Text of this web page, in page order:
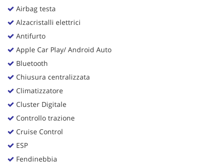
Airbag testa
Alzacristalli elettrici
Antifurto
Apple Car Play/ Android Auto
Bluetooth
Chiusura centralizzata
Climatizzatore
Cluster Digitale
Controllo trazione
Cruise Control
ESP
Fendinebbia